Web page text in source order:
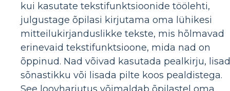
kui kasutate tekstifunktsioonide töölehti,
julgustage õpilasi kirjutama oma lühikesi
mitteilukirjanduslikke tekste, mis hõlmavad
erinevaid tekstifunktsioone, mida nad on
õppinud. Nad võivad kasutada pealkirju,
sõnastikku või lisada pilte koos pealdistega.